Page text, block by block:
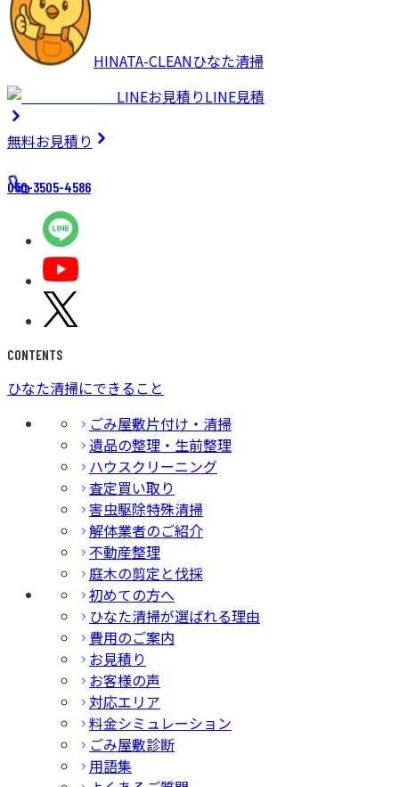
HINATA-CLEANひなた清掃
LINEお見積りLINE見積
無料お見積り
050-3505-4586
CONTENTS
ひなた清掃にできること
ごみ屋敷片付け・清掃
遺品の整理・生前整理
ハウスクリーニング
査定買い取り
害虫駆除特殊清掃
解体業者のご紹介
不動産整理
庭木の剪定と伐採
初めての方へ
ひなた清掃が選ばれる理由
費用のご案内
お見積り
お客様の声
対応エリア
料金シミュレーション
ごみ屋敷診断
用語集